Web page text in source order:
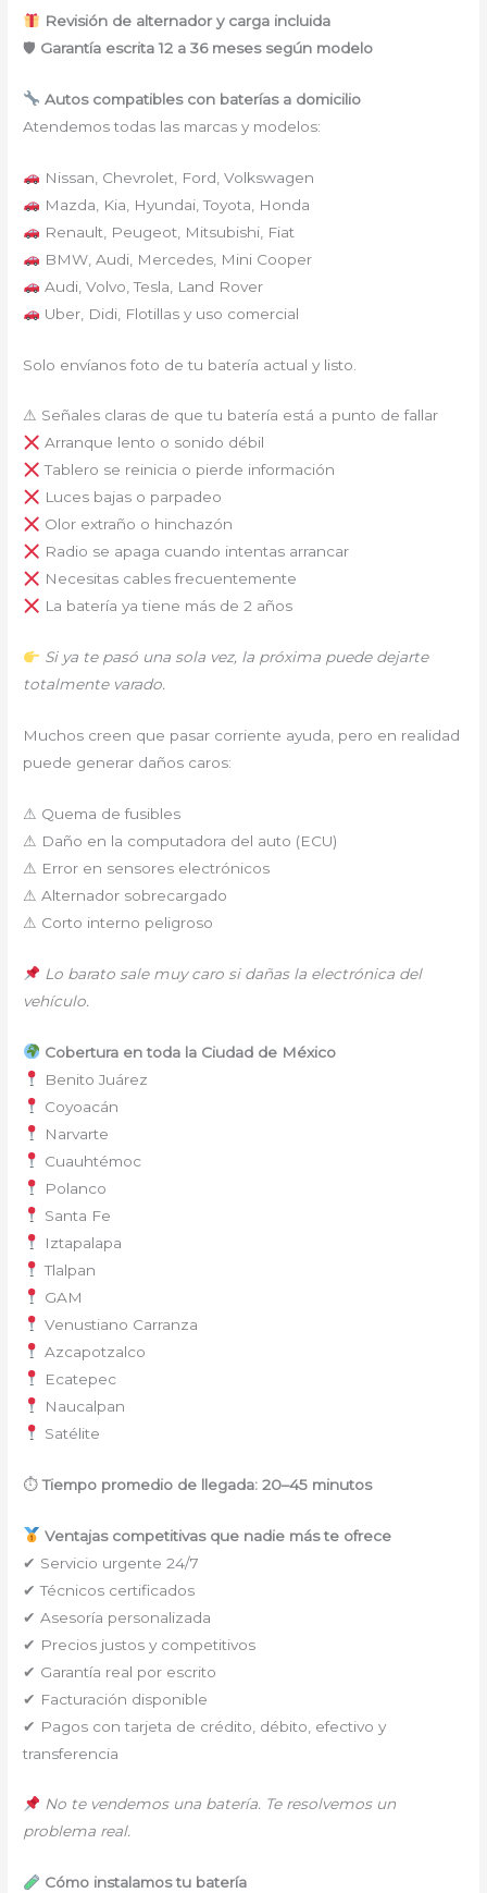
Revisión de alternador y carga incluida
🛡 Garantía escrita 12 a 36 meses según modelo
Autos compatibles con baterías a domicilio
Atendemos todas las marcas y modelos:
Nissan, Chevrolet, Ford, Volkswagen
Mazda, Kia, Hyundai, Toyota, Honda
Renault, Peugeot, Mitsubishi, Fiat
BMW, Audi, Mercedes, Mini Cooper
Audi, Volvo, Tesla, Land Rover
Uber, Didi, Flotillas y uso comercial
Solo envíanos foto de tu batería actual y listo.
⚠ Señales claras de que tu batería está a punto de fallar
Arranque lento o sonido débil
Tablero se reinicia o pierde información
Luces bajas o parpadeo
Olor extraño o hinchazón
Radio se apaga cuando intentas arrancar
Necesitas cables frecuentemente
La batería ya tiene más de 2 años
Si ya te pasó una sola vez, la próxima puede dejarte
totalmente varado.
Muchos creen que pasar corriente ayuda, pero en realidad
puede generar daños caros:
⚠ Quema de fusibles
⚠ Daño en la computadora del auto (ECU)
⚠ Error en sensores electrónicos
⚠ Alternador sobrecargado
⚠ Corto interno peligroso
Lo barato sale muy caro si dañas la electrónica del
vehículo.
Cobertura en toda la Ciudad de México
Benito Juárez
Coyoacán
Narvarte
Cuauhtémoc
Polanco
Santa Fe
Iztapalapa
Tlalpan
GAM
Venustiano Carranza
Azcapotzalco
Ecatepec
Naucalpan
Satélite
⏱Tiempo promedio de llegada: 20–45 minutos
Ventajas competitivas que nadie más te ofrece
✔ Servicio urgente 24/7
✔ Técnicos certificados
✔ Asesoría personalizada
✔ Precios justos y competitivos
✔ Garantía real por escrito
✔ Facturación disponible
✔ Pagos con tarjeta de crédito, débito, efectivo y
transferencia
No te vendemos una batería. Te resolvemos un
problema real.
Cómo instalamos tu batería